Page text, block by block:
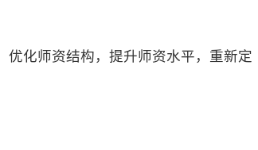
化师资结构，提升师资水平，重新定